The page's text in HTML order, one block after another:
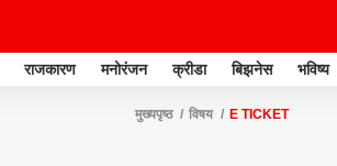
राजकारण मनोरंजन क्रीडा बिझनेस भविष्य
मुख्यपृष्ठ विषय E TICKET